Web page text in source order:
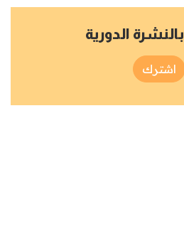
الدورية
اشترك